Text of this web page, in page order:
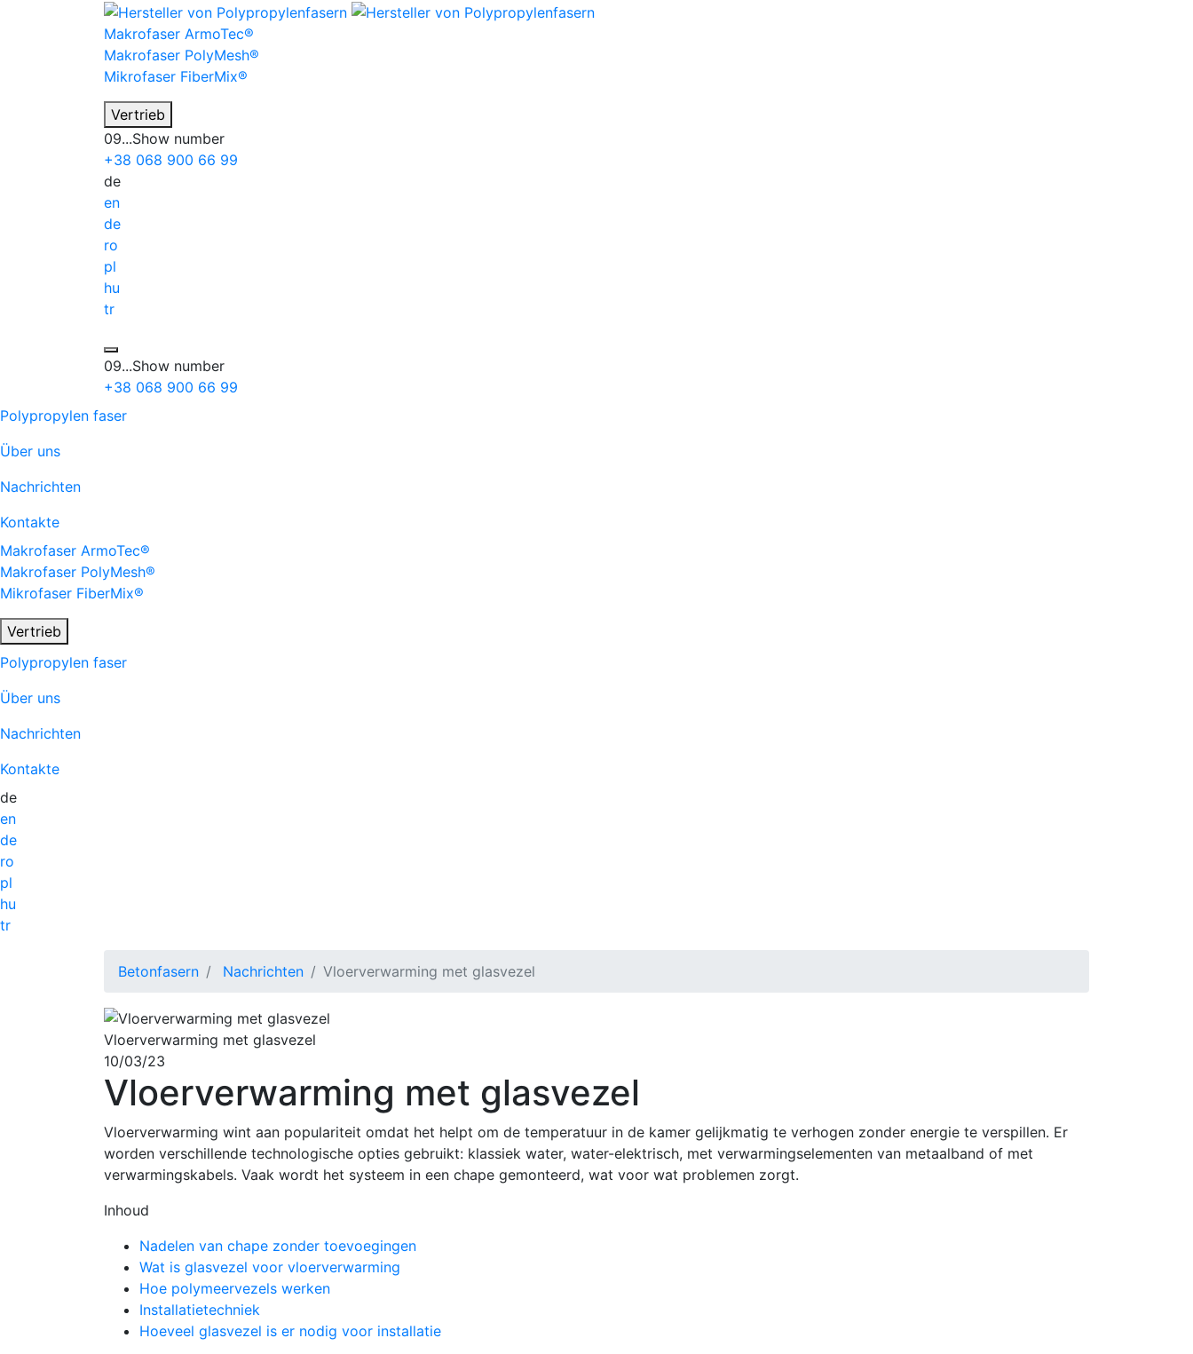
Makrofaser ArmoTec®
Makrofaser PolyMesh®
Mikrofaser FiberMix®
Vertrieb
09...Show number
+38 068 900 66 99
de
en
de
ro
pl
hu
tr
09...Show number
+38 068 900 66 99
Polypropylen faser
Über uns
Nachrichten
Kontakte
Makrofaser ArmoTec®
Makrofaser PolyMesh®
Mikrofaser FiberMix®
Vertrieb
Polypropylen faser
Über uns
Nachrichten
Kontakte
de
en
de
ro
pl
hu
tr
Betonfasern Nachrichten Vloerverwarming met glasvezel
Vloerverwarming met glasvezel
10/03/23
Vloerverwarming met glasvezel
Vloerverwarming wint aan populariteit omdat het helpt om de temperatuur in de kamer gelijkmatig te verhogen zonder energie te verspillen. Er
worden verschillende technologische opties gebruikt: klassiek water, water-elektrisch, met verwarmingselementen van metaalband of met
verwarmingskabels. Vaak wordt het systeem in een chape gemonteerd, wat voor wat problemen zorgt.
Inhoud
Nadelen van chape zonder toevoegingen
Wat is glasvezel voor vloerverwarming
Hoe polymeervezels werken
Installatietechniek
Hoeveel glasvezel is er nodig voor installatie